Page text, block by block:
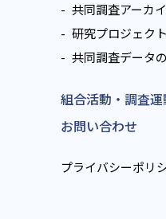
共同調査アーカ
研究プロジェク
共同調査データ
組合活動・調査
お問い合わせ
プライバシーポリ